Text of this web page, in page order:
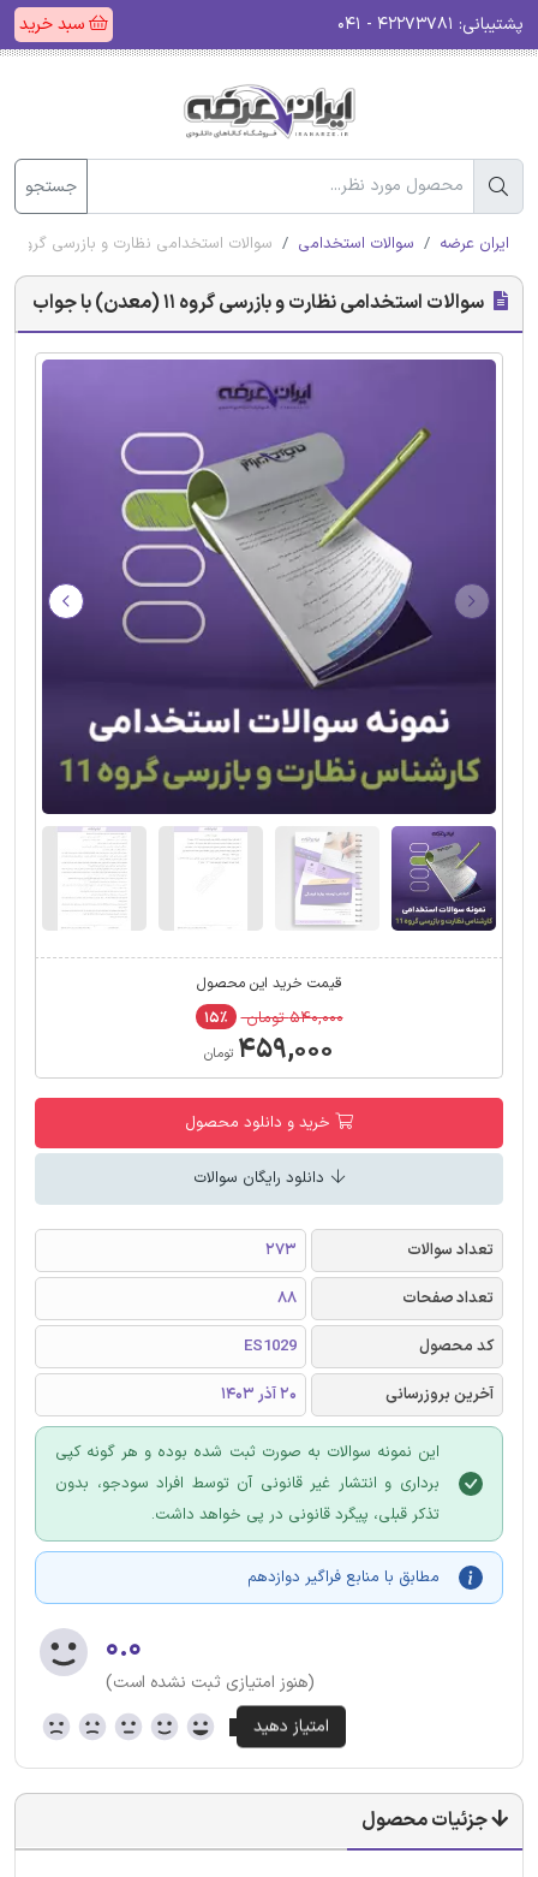
پشتیبانی: سبد خرید
جستجو
ایران عرضه سوالات استخدامی سوالات استخدامی نظارت و بازرسی گروه 11 (معدن) با جواب
سوالات استخدامی نظارت و بازرسی گروه 11 (معدن) با جواب
قیمت خرید این محصول
۵۴۰,۰۰۰ تومان ۱۵٪
۴۵۹,۰۰۰ تومان
خرید و دانلود محصول
دانلود رایگان سوالات
تعداد سوالات
273
تعداد صفحات
88
کد محصول
ES1029
آخرین بروزرسانی
20 آذر 1403
این نمونه سوالات به صورت ثبت شده بوده و هر گونه کپی
برداری و انتشار غیر قانونی آن توسط افراد سودجو، بدون
تذکر قبلی، پیگرد قانونی در پی خواهد داشت.
مطابق با منابع فراگیر دوازدهم
۰.۰
(هنوز امتیازی ثبت نشده است)
جزئیات محصول